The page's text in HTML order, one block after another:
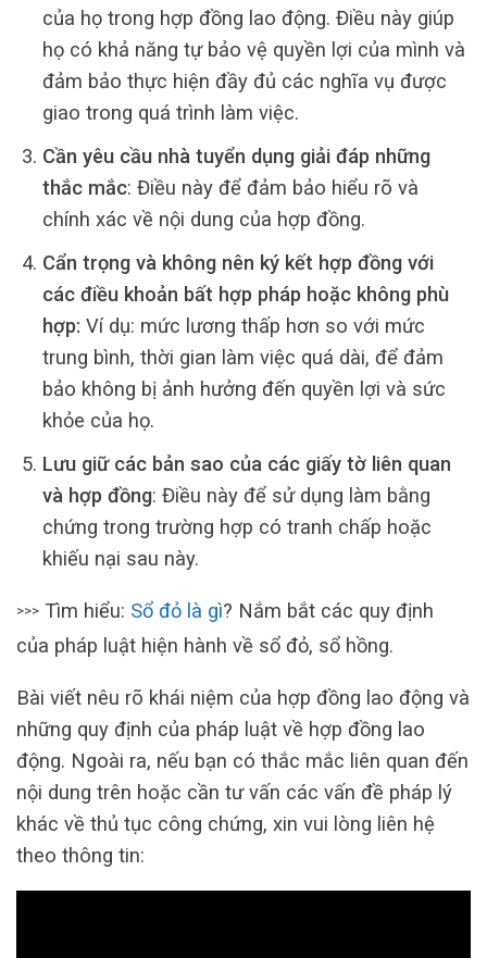
của họ trong hợp đồng lao động. Điều này giúp
họ có khả năng tự bảo vệ quyền lợi của mình và
đảm bảo thực hiện đầy đủ các nghĩa vụ được
giao trong quá trình làm việc.
Cần yêu cầu nhà tuyển dụng giải đáp những
thắc mắc: Điều này để đảm bảo hiểu rõ và
chính xác về nội dung của hợp đồng.
Cẩn trọng và không nên ký kết hợp đồng với
các điều khoản bất hợp pháp hoặc không phù
hợp: Ví dụ: mức lương thấp hơn so với mức
trung bình, thời gian làm việc quá dài, để đảm
bảo không bị ảnh hưởng đến quyền lợi và sức
khỏe của họ.
Lưu giữ các bản sao của các giấy tờ liên quan
và hợp đồng: Điều này để sử dụng làm bằng
chứng trong trường hợp có tranh chấp hoặc
khiếu nại sau này.
>>> Tìm hiểu: Sổ đỏ là gì? Nắm bắt các quy định
của pháp luật hiện hành về sổ đỏ, sổ hồng.
Bài viết nêu rõ khái niệm của hợp đồng lao động và
những quy định của pháp luật về hợp đồng lao
động. Ngoài ra, nếu bạn có thắc mắc liên quan đến
nội dung trên hoặc cần tư vấn các vấn đề pháp lý
khác về thủ tục công chứng, xin vui lòng liên hệ
theo thông tin: